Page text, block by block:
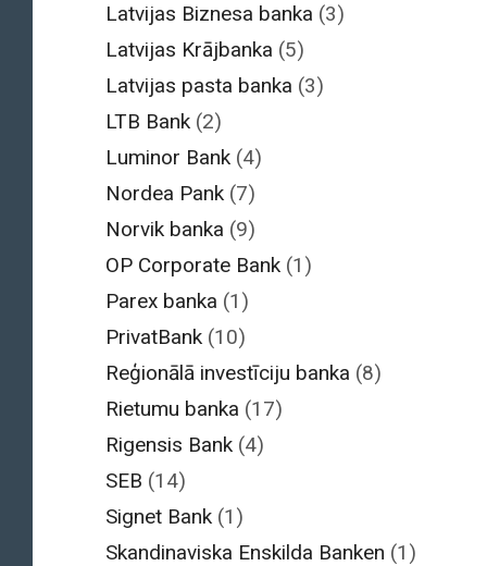
Latvijas Biznesa banka (3)
Latvijas Krājbanka (5)
Latvijas pasta banka (3)
LTB Bank (2)
Luminor Bank (4)
Nordea Pank (7)
Norvik banka (9)
OP Corporate Bank (1)
Parex banka (1)
PrivatBank (10)
Reģionālā investīciju banka (8)
Rietumu banka (17)
Rigensis Bank (4)
SEB (14)
Signet Bank (1)
Skandinaviska Enskilda Banken (1)